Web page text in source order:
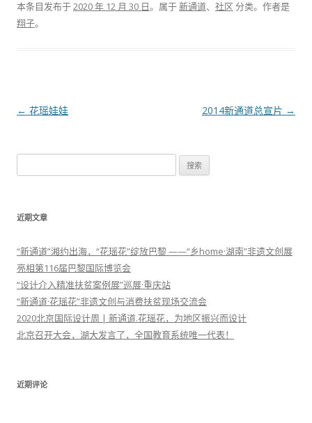
本条目发布于2020 年 12 月 30 日。属于新通道、 社区 分类。 作者是
翔子。
文章导航
← 花瑶娃娃 2014新通道总宣片 →
近期文章
“新通道”湘约出海，“花瑶花”绽放巴黎 ——“乡home·湖南”非遗文创展
亮相第116届巴黎国际博览会
“设计介入精准扶贫案例展”巡展·重庆站
“新通道·花瑶花”非遗文创与消费扶贫现场交流会
2020北京国际设计周 | 新通道.花瑶花，为地区振兴而设计
北京召开大会，湖大发言了，全国教育系统唯一代表！
近期评论